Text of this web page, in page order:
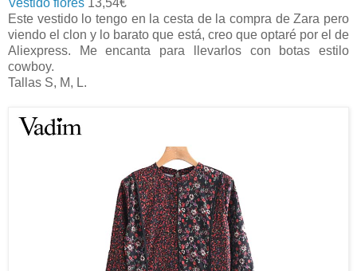
Este vestido lo tengo en la cesta de la compra de Zara pero
viendo el clon y lo barato que está, creo que optaré por el de
Aliexpress. Me encanta para llevarlos con botas estilo
cowboy.
Tallas S, M, L.